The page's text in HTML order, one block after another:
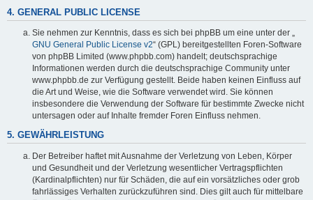
4. GENERAL PUBLIC LICENSE
Sie nehmen zur Kenntnis, dass es sich bei phpBB um eine unter der „
GNU General Public License v2“ (GPL) bereitgestellten Foren-Software
von phpBB Limited (www.phpbb.com) handelt; deutschsprachige
Informationen werden durch die deutschsprachige Community unter
www.phpbb.de zur Verfügung gestellt. Beide haben keinen Einfluss auf
die Art und Weise, wie die Software verwendet wird. Sie können
insbesondere die Verwendung der Software für bestimmte Zwecke nicht
untersagen oder auf Inhalte fremder Foren Einfluss nehmen.
5. GEWÄHRLEISTUNG
Der Betreiber haftet mit Ausnahme der Verletzung von Leben, Körper
und Gesundheit und der Verletzung wesentlicher Vertragspflichten
(Kardinalpflichten) nur für Schäden, die auf ein vorsätzliches oder grob
fahrlässiges Verhalten zurückzuführen sind. Dies gilt auch für mittelbare